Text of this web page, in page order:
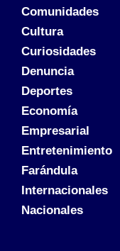
Comunidades
Cultura
Curiosidades
Denuncia
Deportes
Economía
Empresarial
Entretenimiento
Farándula
Internacionales
Nacionales